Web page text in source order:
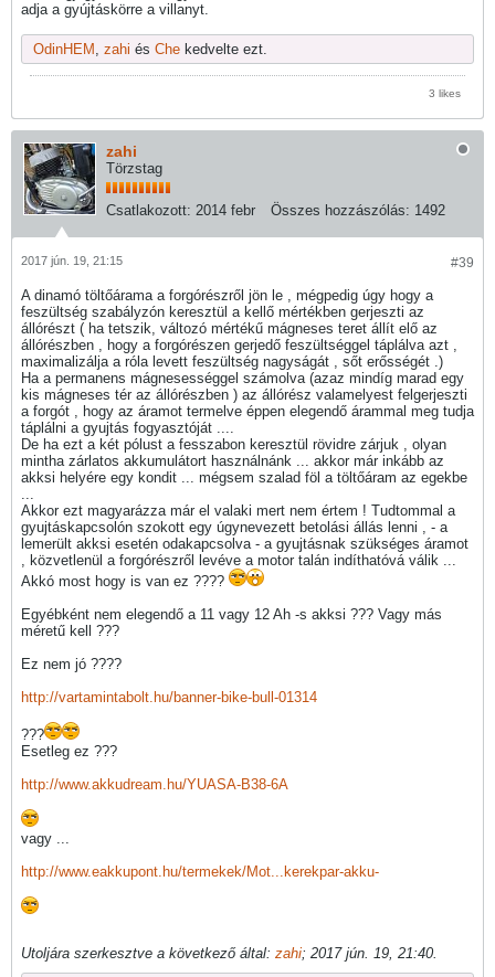
adja a gyújtáskörre a villanyt.
OdinHEM zahi és Che kedvelte ezt.
3 likes
zahi
Törzstag
Csatlakozott: 2014 febr Összes hozzászólás: 1492
#39
2017 jún. 19, 21:15
A dinamó töltőárama a forgórészről jön le , mégpedig úgy hogy a
feszültség szabályzón keresztül a kellő mértékben gerjeszti az
állórészt ( ha tetszik, változó mértékű mágneses teret állít elő az
állórészben , hogy a forgórészen gerjedő feszültséggel táplálva azt ,
maximalizálja a róla levett feszültség nagyságát , sőt erősségét .)
Ha a permanens mágnesességgel számolva (azaz mindíg marad egy
kis mágneses tér az állórészben ) az állórész valamelyest felgerjeszti
a forgót , hogy az áramot termelve éppen elegendő árammal meg tudja
táplálni a gyujtás fogyasztóját ....
De ha ezt a két pólust a fesszabon keresztül rövidre zárjuk , olyan
mintha zárlatos akkumulátort használnánk ... akkor már inkább az
akksi helyére egy kondit ... mégsem szalad föl a töltőáram az egekbe
Akkor ezt magyarázza már el valaki mert nem értem ! Tudtommal a
gyujtáskapcsolón szokott egy úgynevezett betolási állás lenni , - a
lemerült akksi esetén odakapcsolva - a gyujtásnak szükséges áramot
, közvetlenül a forgórészről levéve a motor talán indíthatóvá válik ...
Akkó most hogy is van ez ????
Egyébként nem elegendő a 11 vagy 12 Ah -s akksi ??? Vagy más
méretű kell ???
Ez nem jó ????
http://vartamintabolt.hu/banner-bike-bull-01314
???
Esetleg ez ???
http://www.akkudream.hu/YUASA-B38-6A
vagy ...
http://www.eakkupont.hu/termekek/Mot...kerekpar-akku-
Utoljára szerkesztve a következő által: zahi; 2017 jún. 19, 21:40